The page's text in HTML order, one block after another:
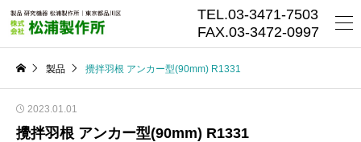
TEL.03-3471-7503
FAX.03-3472-0997
製品 攪拌羽根 アンカー型(90mm) R1331
2023.01.01
攪拌羽根 アンカー型(90mm) R1331